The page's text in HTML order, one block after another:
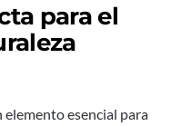
para el
elemento esencial para